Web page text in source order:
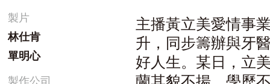
製片
林仕肯
單明心
製作公司
主播黃立美愛情事
升，同步籌辦與牙
好人生。某日，立